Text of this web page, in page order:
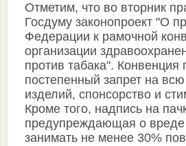
Отметим, что во вторник
Госдуму законопроект "О
Федерации к рамочной
организации
против табака". Конвенция
постепенный запрет на
изделий, спонсорство и
Кроме того, надпись на
предупреждающая о вреде
занимать не менее 30%